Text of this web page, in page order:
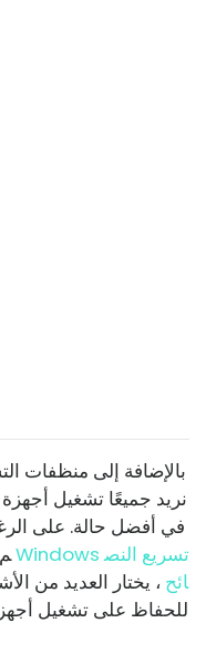
بالإضافة إلى منظفات
م من أنه يمكنك دائمًا استخدام ملفاتWindows تسريع النص
ائح ، يختار العديد من